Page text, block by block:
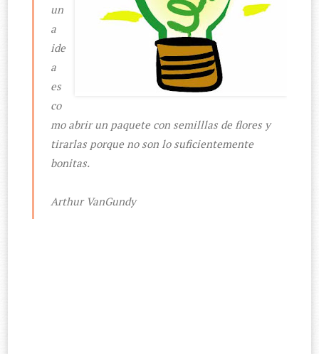
un
a
ide
a
es
co
mo abrir un paquete con semilllas de flores y
tirarlas porque no son lo suficientemente
bonitas.
Arthur VanGundy